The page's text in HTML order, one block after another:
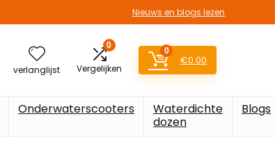
Nieuws en blogs lezen
verlanglijst
0
Vergelijken
0
€0.00
Onderwaterscooters
Waterdichte
dozen
Blogs